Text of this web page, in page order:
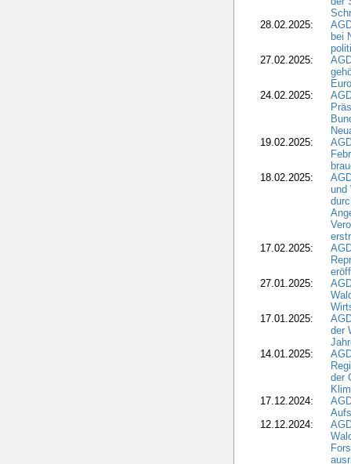
28.02.2025:
bei
27.02.2025:
24.02.2025:
19.02.2025:
18.02.2025:
und
17.02.2025:
27.01.2025:
17.01.2025:
der
14.01.2025:
der
17.12.2024:
12.12.2024: